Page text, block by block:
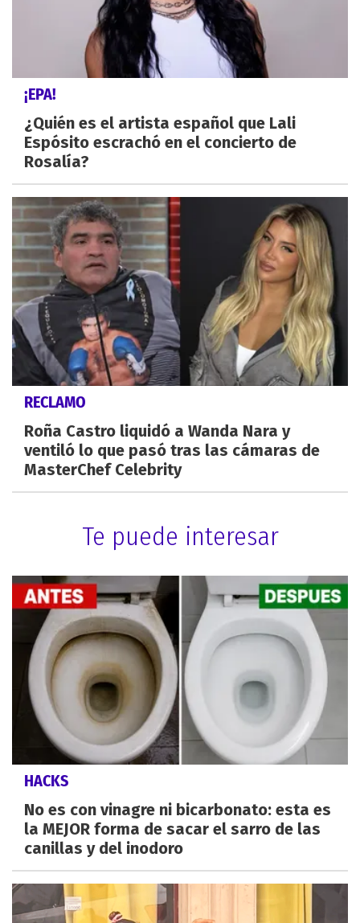
¡EPA!
¿Quién es el artista español que Lali
Espósito escrachó en el concierto de
Rosalía?
RECLAMO
Roña Castro liquidó a Wanda Nara y
ventiló lo que pasó tras las cámaras de
MasterChef Celebrity
Te puede interesar
HACKS
No es con vinagre ni bicarbonato: esta es
la MEJOR forma de sacar el sarro de las
canillas y del inodoro